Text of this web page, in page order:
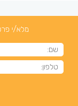
מלא/י